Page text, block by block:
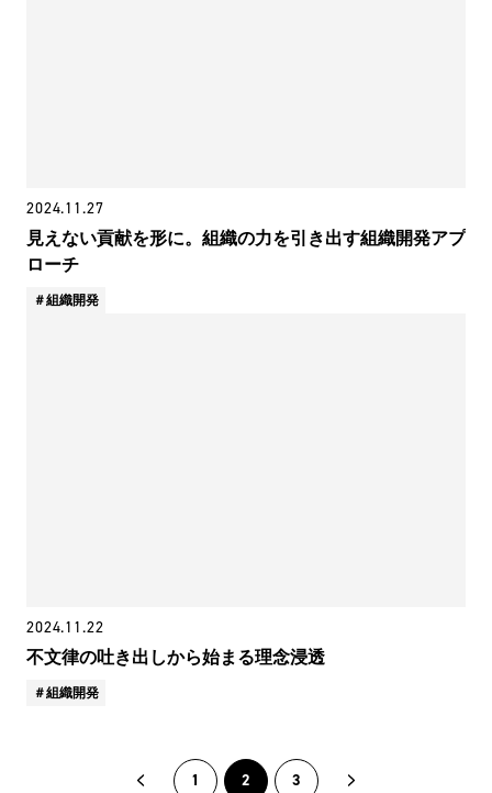
2024.11.27
見えない貢献を形に。組織の力を引き出す組織開発アプ
ローチ
組織開発
2024.11.22
不文律の吐き出しから始まる理念浸透
組織開発
1 2 3